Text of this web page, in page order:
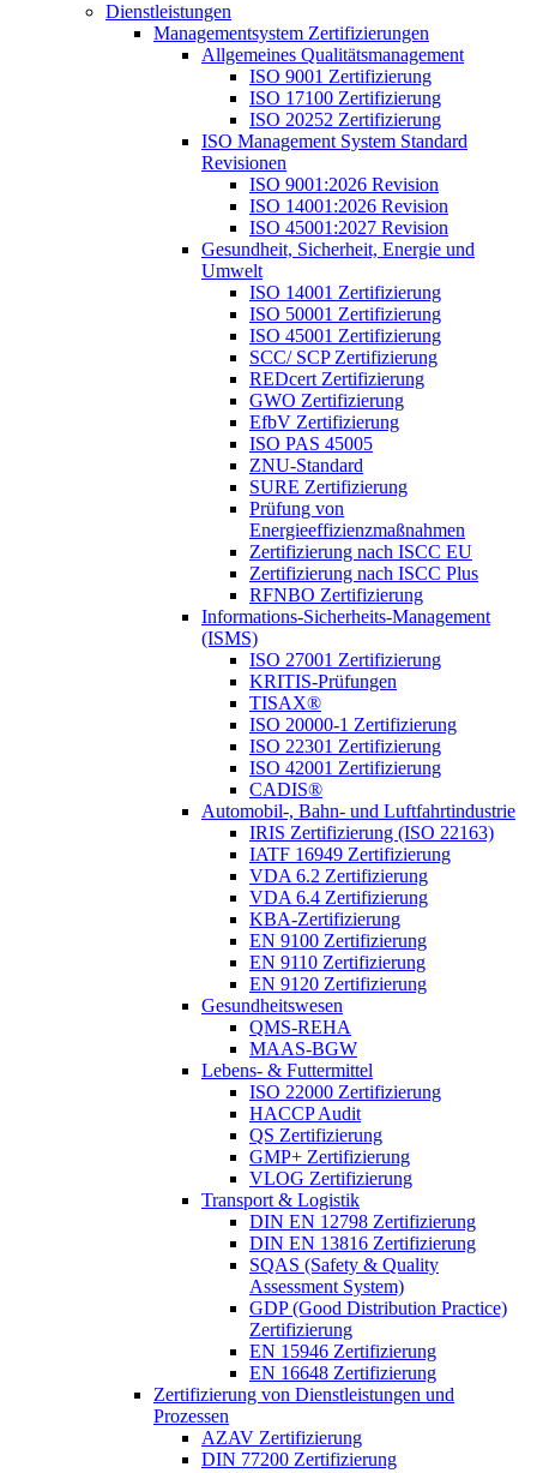
Dienstleistungen
Managementsystem Zertifizierungen
Allgemeines Qualitätsmanagement
ISO 9001 Zertifizierung
ISO 17100 Zertifizierung
ISO 20252 Zertifizierung
ISO Management System Standard
Revisionen
ISO 9001:2026 Revision
ISO 14001:2026 Revision
ISO 45001:2027 Revision
Gesundheit, Sicherheit, Energie und
Umwelt
ISO 14001 Zertifizierung
ISO 50001 Zertifizierung
ISO 45001 Zertifizierung
SCC/ SCP Zertifizierung
REDcert Zertifizierung
GWO Zertifizierung
EfbV Zertifizierung
ISO PAS 45005
ZNU-Standard
SURE Zertifizierung
Prüfung von
Energieeffizienzmaßnahmen
Zertifizierung nach ISCC EU
Zertifizierung nach ISCC Plus
RFNBO Zertifizierung
Informations-Sicherheits-Management
(ISMS)
ISO 27001 Zertifizierung
KRITIS-Prüfungen
TISAX®
ISO 20000-1 Zertifizierung
ISO 22301 Zertifizierung
ISO 42001 Zertifizierung
CADIS®
Automobil-, Bahn- und Luftfahrtindustrie
IRIS Zertifizierung (ISO 22163)
IATF 16949 Zertifizierung
VDA 6.2 Zertifizierung
VDA 6.4 Zertifizierung
KBA-Zertifizierung
EN 9100 Zertifizierung
EN 9110 Zertifizierung
EN 9120 Zertifizierung
Gesundheitswesen
QMS-REHA
MAAS-BGW
Lebens- & Futtermittel
ISO 22000 Zertifizierung
HACCP Audit
QS Zertifizierung
GMP+ Zertifizierung
VLOG Zertifizierung
Transport & Logistik
DIN EN 12798 Zertifizierung
DIN EN 13816 Zertifizierung
SQAS (Safety & Quality
Assessment System)
GDP (Good Distribution Practice)
Zertifizierung
EN 15946 Zertifizierung
EN 16648 Zertifizierung
Zertifizierung von Dienstleistungen und
Prozessen
AZAV Zertifizierung
DIN 77200 Zertifizierung